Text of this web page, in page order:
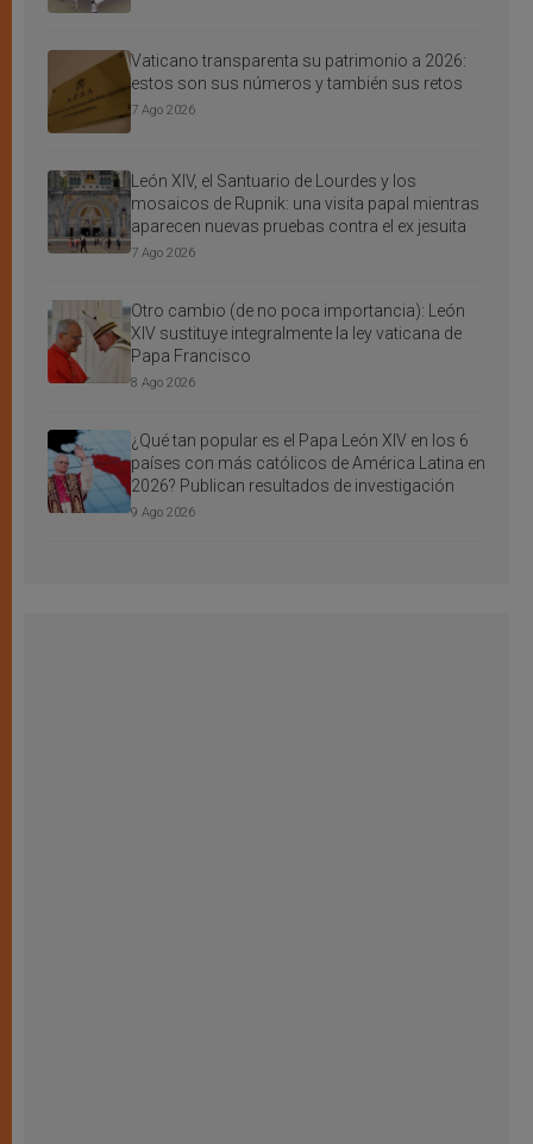
Vaticano transparenta su patrimonio a 2026:
estos son sus números y también sus retos
7 Ago 2026
León XIV, el Santuario de Lourdes y los
mosaicos de Rupnik: una visita papal mientras
aparecen nuevas pruebas contra el ex jesuita
7 Ago 2026
Otro cambio (de no poca importancia): León
XIV sustituye integralmente la ley vaticana de
Papa Francisco
8 Ago 2026
¿Qué tan popular es el Papa León XIV en los 6
países con más católicos de América Latina en
2026? Publican resultados de investigación
9 Ago 2026